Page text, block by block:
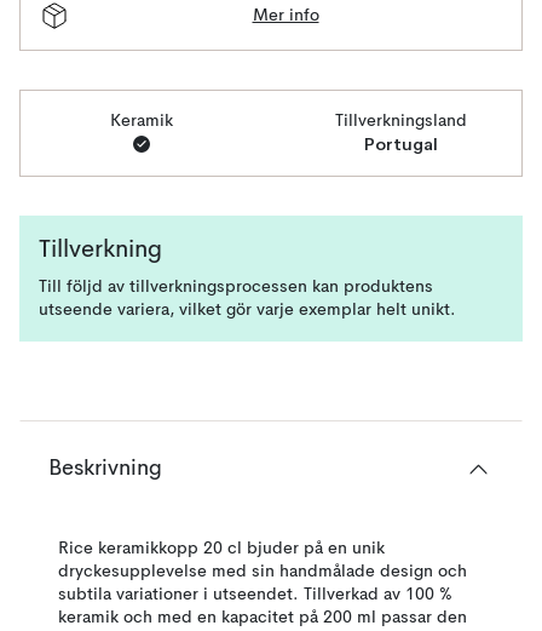
Mer info
Keramik Tillverkningsland
Portugal
Tillverkning
Till följd av tillverkningsprocessen kan produktens
utseende variera, vilket gör varje exemplar helt unikt.
Beskrivning
Rice keramikkopp 20 cl bjuder på en unik
dryckesupplevelse med sin handmålade design och
subtila variationer i utseendet. Tillverkad av 100 %
keramik och med en kapacitet på 200 ml passar den